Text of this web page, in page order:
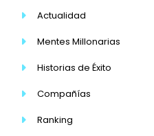
Actualidad
Mentes Millonarias
Historias de Éxito
Compañías
Ranking